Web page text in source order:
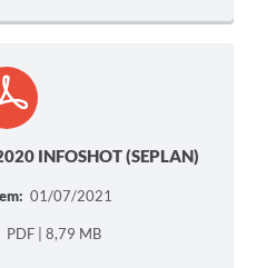
INFOSHOT (SEPLAN)
01/07/2021
PDF | 8,79 MB